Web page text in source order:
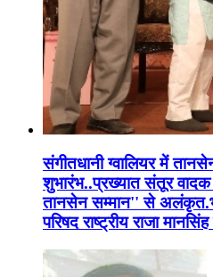
संगीतधानी ग्वालियर में
शुभारंभ..प्रख्यात संतूर वादक
तानसेन सम्मान'' से
परिषद राष्ट्रीय राजा